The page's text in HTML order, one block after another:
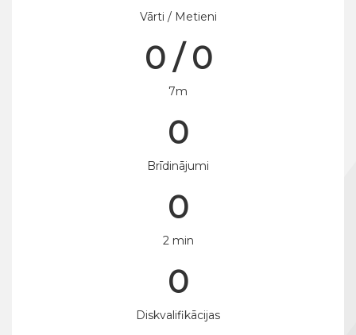
Vārti / Metieni
0 / 0
7m
0
Brīdinājumi
0
2 min
0
Diskvalifikācijas